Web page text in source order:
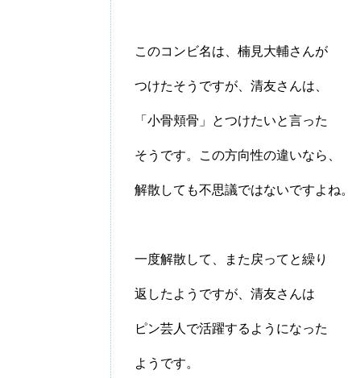
このコンビ名は、楠見大輔さんが
つけたそうですが、清友さんは、
「小骨頬骨」とつけたいと言った
そうです。この方向性の違いなら、
解散しても不思議ではないですよね。
一度解散して、また戻ってと繰り
返したようですが、清友さんは
ピン芸人で活躍するようになった
ようです。